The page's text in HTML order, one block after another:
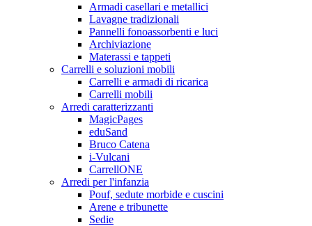
Armadi casellari e metallici
Lavagne tradizionali
Pannelli fonoassorbenti e luci
Archiviazione
Materassi e tappeti
Carrelli e soluzioni mobili
Carrelli e armadi di ricarica
Carrelli mobili
Arredi caratterizzanti
MagicPages
eduSand
Bruco Catena
i-Vulcani
CarrellONE
Arredi per l'infanzia
Pouf, sedute morbide e cuscini
Arene e tribunette
Sedie